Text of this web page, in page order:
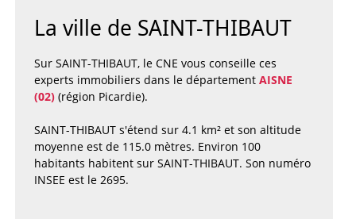
La ville de SAINT-THIBAUT
Sur SAINT-THIBAUT, le CNE vous conseille ces
experts immobiliers dans le département AISNE
(02)(région Picardie).
SAINT-THIBAUT s'étend sur 4.1 km² et son altitude
moyenne est de 115.0 mètres. Environ 100
habitants habitent sur SAINT-THIBAUT. Son numéro
INSEE est le 2695.